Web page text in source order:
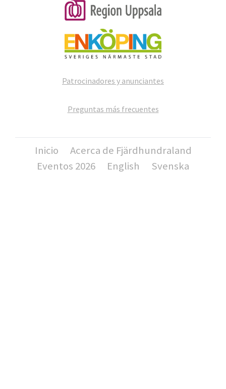
Patrocinadores y anunciantes
Preguntas más frecuentes
Inicio
Acerca de Fjärdhundraland
Eventos 2026
English Svenska